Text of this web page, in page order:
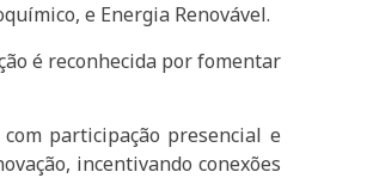
e Energia Renovável.
é reconhecida por fomentar
participação presencial e
incentivando conexões